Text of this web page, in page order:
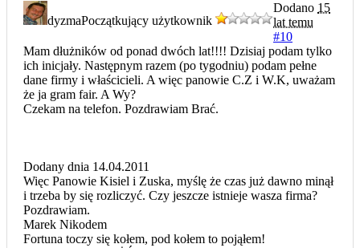
dyzmaPoczątkujący użytkownik
Dodano 15
lat temu
#10
Mam dłużników od ponad dwóch lat!!!! Dzisiaj podam tylko
ich inicjały. Następnym razem (po tygodniu) podam pełne
dane firmy i właścicieli. A więc panowie C.Z i W.K, uważam
że ja gram fair. A Wy?
Czekam na telefon. Pozdrawiam Brać.
Dodany dnia 14.04.2011
Więc Panowie Kisiel i Zuska, myślę że czas już dawno minął
i trzeba by się rozliczyć. Czy jeszcze istnieje wasza firma?
Pozdrawiam.
Marek Nikodem
Fortuna toczy się kołem, pod kołem to pojąłem!